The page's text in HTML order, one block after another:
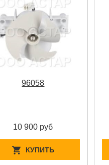
96058
10 900 руб
КУПИТЬ